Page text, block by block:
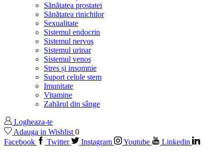
Sănătatea prostatei
Sănătatea rinichilor
Sexualitate
Sistemul endocrin
Sistemul nervos
Sistemul urinar
Sistemul venos
Stres și insomnie
Suport celule stem
Imunitate
Vitamine
Zahărul din sânge
Logheaza-te
Adauga in Wishlist 0
Facebook
Twitter Instagram Youtube Linkedin